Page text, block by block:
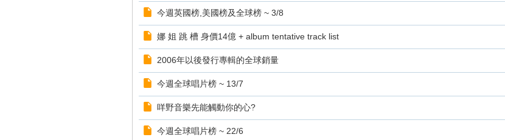
今週英國榜,美國榜及全球榜 ~ 3/8
娜 姐 跳 槽 身價14億 + album tentative track list
2006年以後發行專輯的全球銷量
今週全球唱片榜 ~ 13/7
咩野音樂先能觸動你的心?
今週全球唱片榜 ~ 22/6